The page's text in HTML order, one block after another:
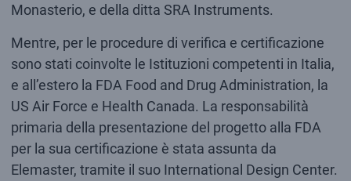
Monasterio, e della ditta SRA Instruments.
Mentre, per le procedure di verifica e certificazione
sono stati coinvolte le Istituzioni competenti in Italia,
e all’estero la FDA Food and Drug Administration, la
US Air Force e Health Canada. La responsabilità
primaria della presentazione del progetto alla FDA
per la sua certificazione è stata assunta da
Elemaster, tramite il suo International Design Center.